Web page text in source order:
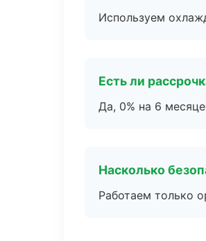
Используем
Есть ли
Да, 0% на 6
Насколько
Работаем только